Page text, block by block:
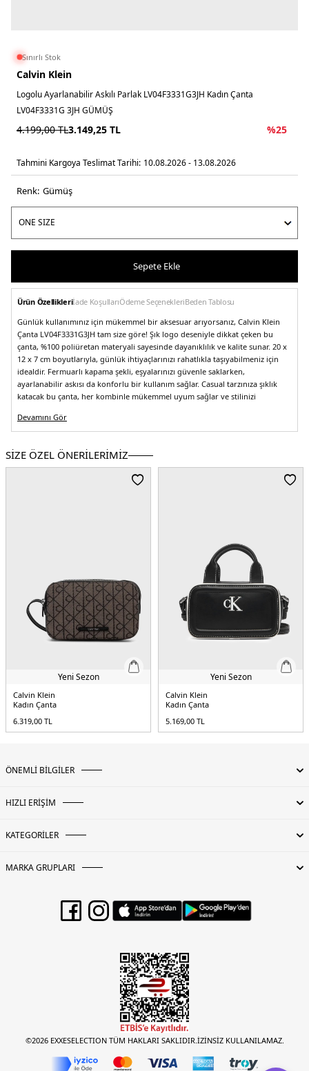
Sınırlı Stok
Calvin Klein
Logolu Ayarlanabilir Askılı Parlak LV04F3331G3JH Kadın Çanta
LV04F3331G 3JH GÜMÜŞ
4.199,00TL3.149,25 TL %25
Tahmini Kargoya Teslimat Tarihi: 10.08.2026 - 13.08.2026
Renk: gümüş
Sepete Ekle
Ürün Özellikleriİade KoşullarıÖdeme SeçenekleriBeden Tablosu
Günlük kullanımınız için mükemmel bir aksesuar arıyorsanız, Calvin Klein
Çanta LV04F3331G3JH tam size göre! Şık logo deseniyle dikkat çeken bu
çanta, %100 poliüretan materyali sayesinde dayanıklılık ve kalite sunar. 20 x
12 x 7 cm boyutlarıyla, günlük ihtiyaçlarınızı rahatlıkla taşıyabilmeniz için
idealdir. Fermuarlı kapama şekli, eşyalarınızı güvenle saklarken,
ayarlanabilir askısı da konforlu bir kullanım sağlar. Casual tarzınıza şıklık
katacak bu çanta, her kombinle mükemmel uyum sağlar ve stilinizi
Model:Çanta
Ortam:Günlük/Casual
Materyal:% 100 Poliüretan
Devamını Gör
SİZE ÖZEL ÖNERİLERİMİZ
Yeni Sezon
Calvin Klein
Kadın Çanta
6.319,00 TL
Yeni Sezon
Calvin Klein
Kadın Çanta
5.169,00 TL
ÖNEMLİ BİLGİLER
HIZLI ERİŞİM
KATEGORİLER
MARKA GRUPLARI
©2026 EXXESELECTION TÜM HAKLARI SAKLIDIR.İZİNSİZ KULLANILAMAZ.